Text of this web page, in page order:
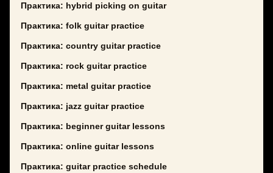
Практика: hybrid picking on guitar
Практика: folk guitar practice
Практика: country guitar practice
Практика: rock guitar practice
Практика: metal guitar practice
Практика: jazz guitar practice
Практика: beginner guitar lessons
Практика: online guitar lessons
Практика: guitar practice schedule